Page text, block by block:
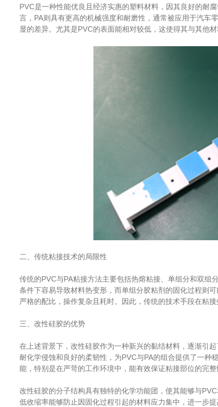
PVC是一种性能优良且经济实惠的塑料材料，因其良好的耐
言，PA则具有更高的机械强度和耐磨性，通常被应用于汽车
显的差异。尤其是PVC的表面能相对较低，这使得其与其他
二、传统粘接技术的局限性
传统的PVC与PA粘接方法主要包括热熔粘接、单组分和双组
条件下容易导致材料热变形，而单组分胶粘剂的固化过程则
严格的配比，操作复杂且耗时。因此，传统的技术手段在粘
三、改性硅胶的优势
在上述背景下，改性硅胶作为一种新兴的黏结材料，逐渐引
耐化学侵蚀和良好的柔韧性，为PVC与PA的组合提供了一
能，特别是在严苛的工作环境中，能有效保证粘接部位的完
改性硅胶的分子结构具有独特的化学功能团，使其能够与
低收缩率能够防止因固化过程引起的材料应力集中，进一步